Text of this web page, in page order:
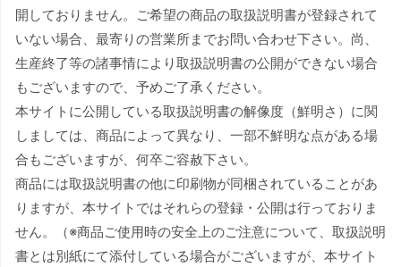
開しておりません。ご希望の商品の取扱説明書が登録されて
いない場合、最寄りの営業所までお問い合わせ下さい。尚、
生産終了等の諸事情により取扱説明書の公開ができない場合
もございますので、予めご了承ください。
本サイトに公開している取扱説明書の解像度（鮮明さ）に関
しましては、商品によって異なり、一部不鮮明な点がある場
合もございますが、何卒ご容赦下さい。
商品には取扱説明書の他に印刷物が同梱されていることがあ
りますが、本サイトではそれらの登録・公開は行っておりま
せん。（※商品ご使用時の安全上のご注意について、取扱説明
書とは別紙にて添付している場合がございますが、本サイト